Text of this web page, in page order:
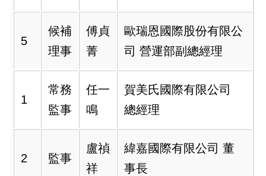
5
候補
理事
傅貞
菁
歐瑞恩國際股份有限公
司 營運部副總經理
1
常務
監事
任一
鳴
賀美氏國際有限公司
總經理
2 監事
盧禎
祥
緯嘉國際有限公司 董
事長